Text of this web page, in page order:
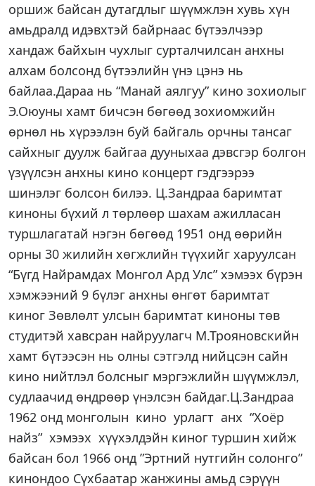
оршиж байсан дутагдлыг шүүмжлэн хувь хүн
амьдралд идэвхтэй байрнаас бүтээлчээр
хандаж байхын чухлыг сурталчилсан анхны
алхам болсонд бүтээлийн үнэ цэнэ нь
байлаа.Дараа нь “Манай аялгуу” кино зохиолыг
Э.Оюуны хамт бичсэн бөгөөд зохиомжийн
өрнөл нь хүрээлэн буй байгаль орчны тансаг
сайхныг дуулж байгаа дууныхаа дэвсгэр болгон
үзүүлсэн анхны кино концерт гэдгээрээ
шинэлэг болсон билээ. Ц.Зандраа баримтат
киноны бүхий л төрлөөр шахам ажилласан
туршлагатай нэгэн бөгөөд 1951 онд өөрийн
орны 30 жилийн хөгжлийн түүхийг харуулсан
“Бүгд Найрамдах Монгол Ард Улс” хэмээх бүрэн
хэмжээний 9 бүлэг анхны өнгөт баримтат
киног Зөвлөлт улсын баримтат киноны төв
студитэй хавсран найруулагч М.Трояновскийн
хамт бүтээсэн нь олны сэтгэлд нийцсэн сайн
кино нийтлэл болсныг мэргэжлийн шүүмжлэл,
судлаачид өндрөөр үнэлсэн байдаг.Ц.Зандраа
1962 онд монголын кино урлагт анх “Хоёр
найз” хэмээх хүүхэлдэйн киног туршин хийж
байсан бол 1966 онд ”Эртний нутгийн солонго”
кинондоо Сүхбаатар жанжины амьд сэрүүн